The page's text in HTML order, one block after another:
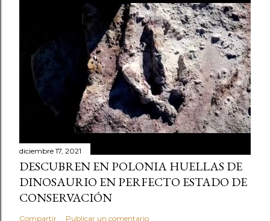
diciembre 17, 2021
DESCUBREN EN POLONIA HUELLAS DE
DINOSAURIO EN PERFECTO ESTADO DE
CONSERVACIÓN
Compartir Publicar un comentario